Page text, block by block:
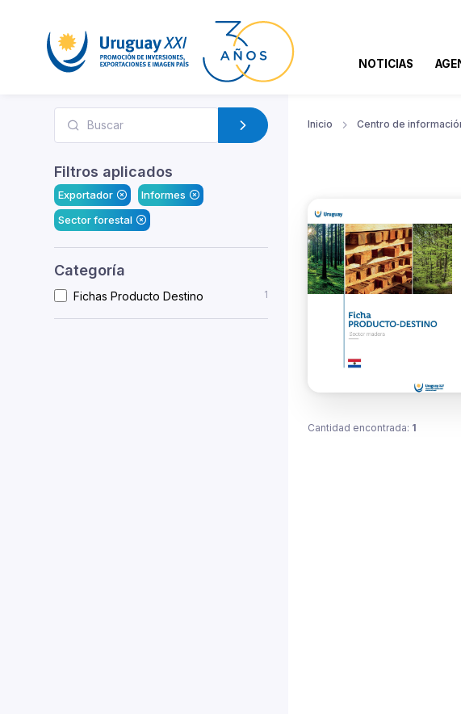
NOTICIAS
Filtros aplicados
Exportador
Informes
Sector forestal
Categoría
Fichas Producto Destino 1
Inicio Centro de
Cantidad encontrada: 1